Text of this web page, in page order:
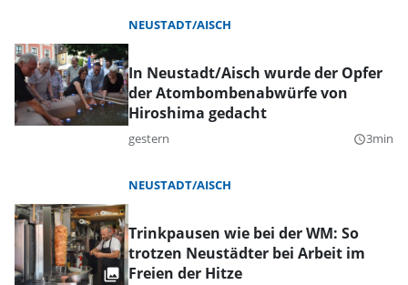
NEUSTADT/AISCH
In Neustadt/Aisch wurde der Opfer
der Atombombenabwürfe von
Hiroshima gedacht
gestern query_builder3min
NEUSTADT/AISCH
Trinkpausen wie bei der WM: So
trotzen Neustädter bei Arbeit im
Freien der Hitze